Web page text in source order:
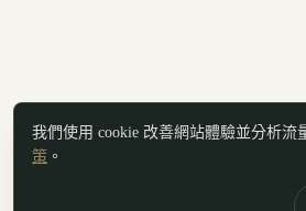
我們使用 cookie 改善網站體驗並分析流
策 。